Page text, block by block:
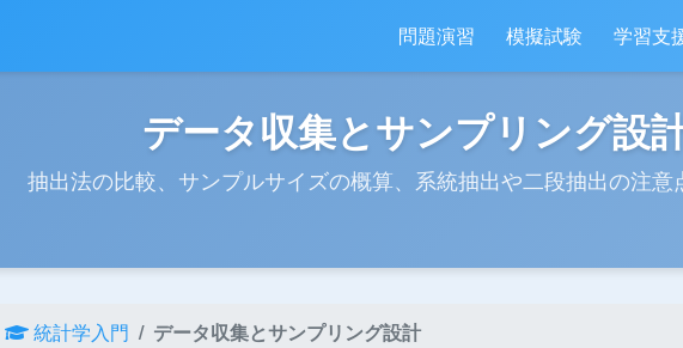
問題演習 模擬試験 学習支
データ収集とサンプリング設
抽出法の比較、サンプルサイズの概算、系統抽出や二段抽出の注意
統計学入門 データ収集とサンプリング設計